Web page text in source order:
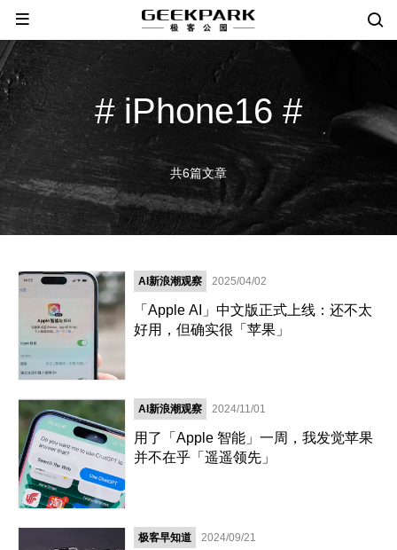
# iPhone16 #
共6篇文章
AI新浪潮观察 2025/04/02
「Apple AI」中文版正式上线：还不太
好用，但确实很「苹果」
AI新浪潮观察 2024/11/01
用了「Apple 智能」一周，我发觉苹果
并不在乎「遥遥领先」
极客早知道 2024/09/21